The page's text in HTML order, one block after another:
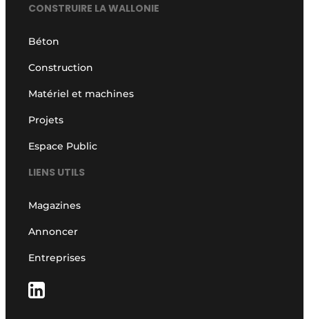
CONSTRUIRE LA WALLONIE
Béton
Construction
Matériel et machines
Projets
Espace Public
LIENS UTILS
Magazines
Annoncer
Entreprises